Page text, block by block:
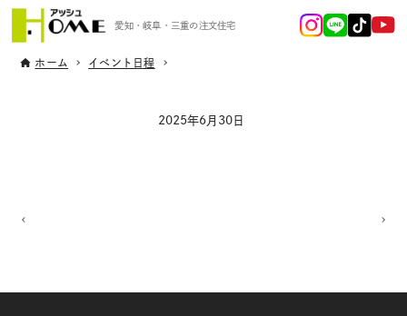
愛知・岐阜・三重の注文住宅
ホーム イベント日程
2025年6月30日